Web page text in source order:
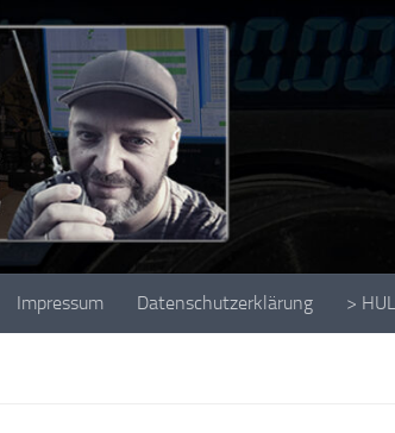
Impressum Datenschutzerklärung >